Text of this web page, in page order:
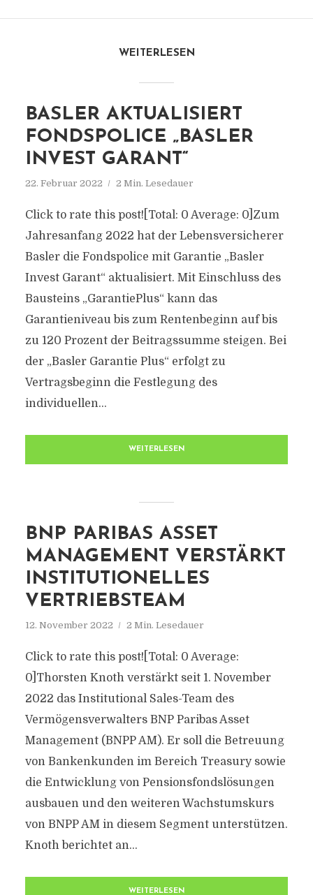
WEITERLESEN
BASLER AKTUALISIERT
FONDSPOLICE „BASLER
INVEST GARANT“
22. Februar 2022 2 Min. Lesedauer
Click to rate this post![Total: 0 Average: 0]Zum
Jahresanfang 2022 hat der Lebensversicherer
Basler die Fondspolice mit Garantie „Basler
Invest Garant“ aktualisiert. Mit Einschluss des
Bausteins „GarantiePlus“ kann das
Garantieniveau bis zum Rentenbeginn auf bis
zu 120 Prozent der Beitragssumme steigen. Bei
der „Basler Garantie Plus“ erfolgt zu
Vertragsbeginn die Festlegung des
individuellen...
WEITERLESEN
BNP PARIBAS ASSET
MANAGEMENT VERSTÄRKT
INSTITUTIONELLES
VERTRIEBSTEAM
12. November 2022 2 Min. Lesedauer
Click to rate this post![Total: 0 Average:
0]Thorsten Knoth verstärkt seit 1. November
2022 das Institutional Sales-Team des
Vermögensverwalters BNP Paribas Asset
Management (BNPP AM). Er soll die Betreuung
von Bankenkunden im Bereich Treasury sowie
die Entwicklung von Pensionsfondslösungen
ausbauen und den weiteren Wachstumskurs
von BNPP AM in diesem Segment unterstützen.
Knoth berichtet an...
WEITERLESEN